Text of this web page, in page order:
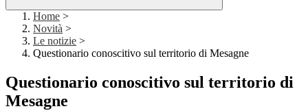
Home >
Novità >
Le notizie >
Questionario conoscitivo sul territorio di Mesagne
Questionario conoscitivo sul territorio di
Mesagne